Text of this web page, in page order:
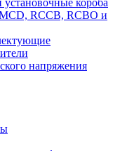
RCCB, RCBO и
напряжения